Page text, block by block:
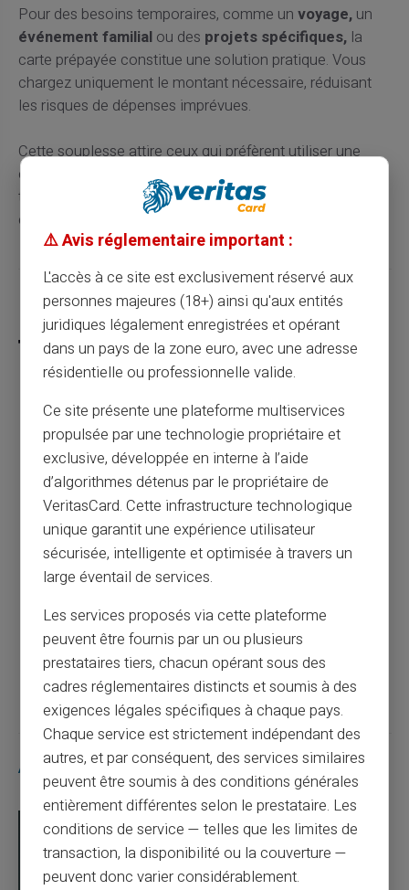
Pour des besoins temporaires, comme un voyage,un
événement familialou des projets spécifiques,la
carte prépayée constitue une solution pratique. Vous
chargez uniquement le montant nécessaire, réduisant
les risques de dépenses imprévues.
Cette souplesse attire ceux qui préfèrent utiliser une
carte différente de leur compte principal. Les frais sont
transparents et maîtrisés, favorisant une utilisation
ciblée selon vos besoins.
Partager cet article
Voyages et réservations en ligne : comment
éviter les fausses agences et arnaques aux
billets ?
Article précédent
Je suis FICP, interdit bancaire, puis-je
obtenir une carte de paiement prépayée ?
Article suivant
Articles similaires
⚠️ Avis réglementaire important :
L'accès à ce site est exclusivement réservé aux
personnes majeures (18+) ainsi qu'aux entités
juridiques légalement enregistrées et opérant
dans un pays de la zone euro, avec une adresse
résidentielle ou professionnelle valide.
Ce site présente une plateforme multiservices
propulsée par une technologie propriétaire et
exclusive, développée en interne à l’aide
d’algorithmes détenus par le propriétaire de
VeritasCard. Cette infrastructure technologique
unique garantit une expérience utilisateur
sécurisée, intelligente et optimisée à travers un
large éventail de services.
Les services proposés via cette plateforme
peuvent être fournis par un ou plusieurs
prestataires tiers, chacun opérant sous des
cadres réglementaires distincts et soumis à des
exigences légales spécifiques à chaque pays.
Chaque service est strictement indépendant des
autres, et par conséquent, des services similaires
peuvent être soumis à des conditions générales
entièrement différentes selon le prestataire. Les
conditions de service — telles que les limites de
transaction, la disponibilité ou la couverture —
peuvent donc varier considérablement.